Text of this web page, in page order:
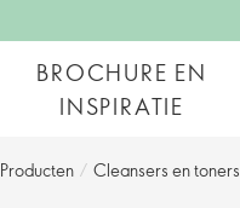
BROCHURE EN
INSPIRATIE
Producten / Cleansers en toners